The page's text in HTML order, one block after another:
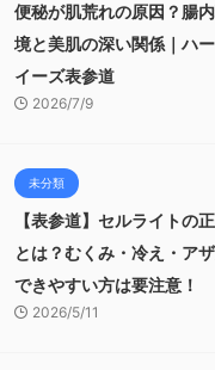
便秘が肌荒れの原因？腸
境と美肌の深い関係｜ハ
イーズ表参道
2026/7/9
未分類
【表参道】セルライトの
とは？むくみ・冷え・ア
できやすい方は要注意！
2026/5/11